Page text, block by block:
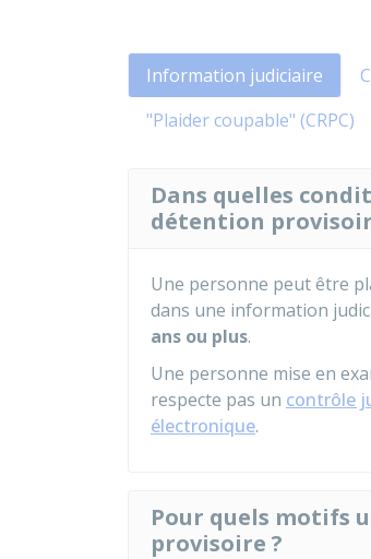
Information judiciaire
"Plaider coupable" (CRPC)
Dans quelles
détention
Une personne peut être
dans une information
ans ou plus.
Une personne mise en
respecte pas un contrôle
électronique.
Pour quels motifs
provisoire ?